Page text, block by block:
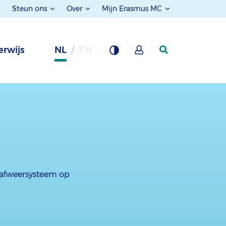
Steun ons Over Mijn Erasmus MC
NL
op